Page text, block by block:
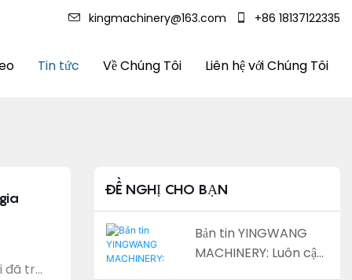
kingmachinery@163.com +86 18137122335
Tin tức Về Chúng Tôi Liên hệ với Chúng Tôi
đã trở
ĐỀ NGHỊ CHO BẠN
Bản tin YINGWANG
MACHINERY: Luôn cập